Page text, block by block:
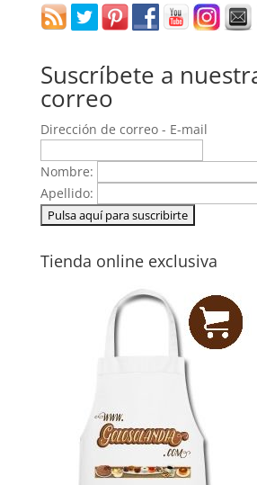
Suscríbete a
correo
Dirección de correo - E-mail
Nombre:
Apellido:
Tienda online exclusiva